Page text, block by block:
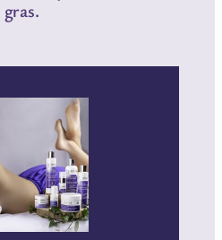
gras.